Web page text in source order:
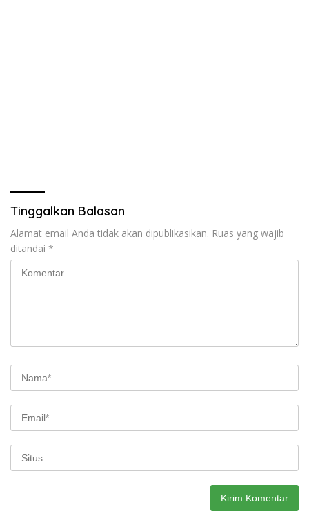
Tinggalkan Balasan
Alamat email Anda tidak akan dipublikasikan. Ruas yang wajib
ditandai *